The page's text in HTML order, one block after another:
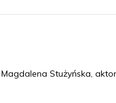
Stużyńska,